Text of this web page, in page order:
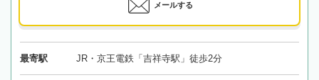
メールする
最寄駅 JR・京王電鉄「吉祥寺駅」徒歩2分